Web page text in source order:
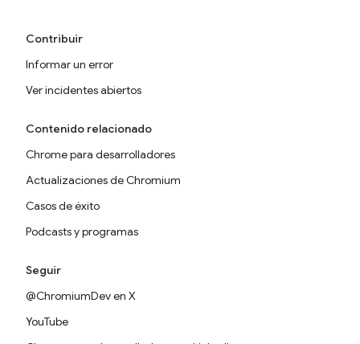
Contribuir
Informar un error
Ver incidentes abiertos
Contenido relacionado
Chrome para desarrolladores
Actualizaciones de Chromium
Casos de éxito
Podcasts y programas
Seguir
@ChromiumDev en X
YouTube